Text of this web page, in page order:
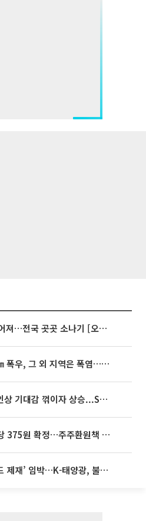
35도 안팎 무더위 이어져…전국 곳곳 소나기 [오늘 날씨]
동해안은 시간당 80㎜ 폭우, 그 외 지역은 폭염…‘극과 극 날씨’
뉴욕증시, 연준 금리인상 기대감 꺾이자 상승...S&P500 사상 최고치 [종합]
SK하이닉스, 분기배당 375원 확정…주주환원책 9월로 앞당겨 발표
美 ‘232조 하이브리드 제재’ 임박…K-태양광, 불확실성 털고 날개 다나